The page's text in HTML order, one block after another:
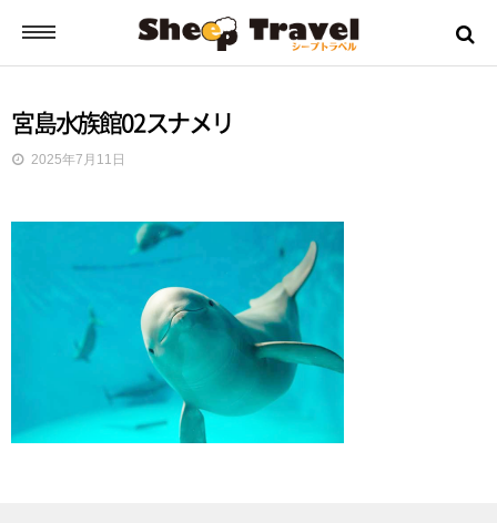
シープトラベルとは？
お申込みから出発までの流れ
バスツアーの流れ
ツアー日誌
宮島水族館02スナメリ
2025年7月11日